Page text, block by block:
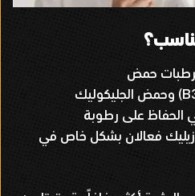
حمض
وحمض الجليكوليك
الحفاظ على رطوبة
فعالان بشكل خاص في